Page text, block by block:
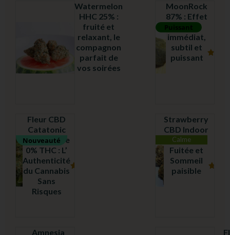
Watermelon
HHC 25% :
fruité et
relaxant, le
compagnon
parfait de
vos soirées
Puissant
MoonRock
87% : Effet
Garanti
immédiat,
subtil et
puissant
Nouveauté
Fleur CBD
Catatonic
Greenhouse
0% THC : L’
Authenticité
du Cannabis
Sans
Risques
Calme
Strawberry
CBD Indoor
16% :
Fuitée et
Sommeil
paisible
Amnesia